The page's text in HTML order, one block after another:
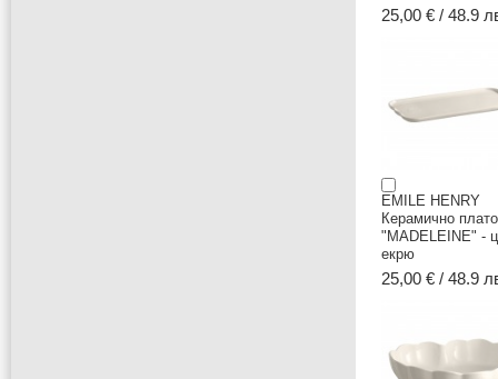
25,00 € / 48.9
EMILE HENRY
Керамично плато
"MADELEINE" -
екрю
25,00 € / 48.9